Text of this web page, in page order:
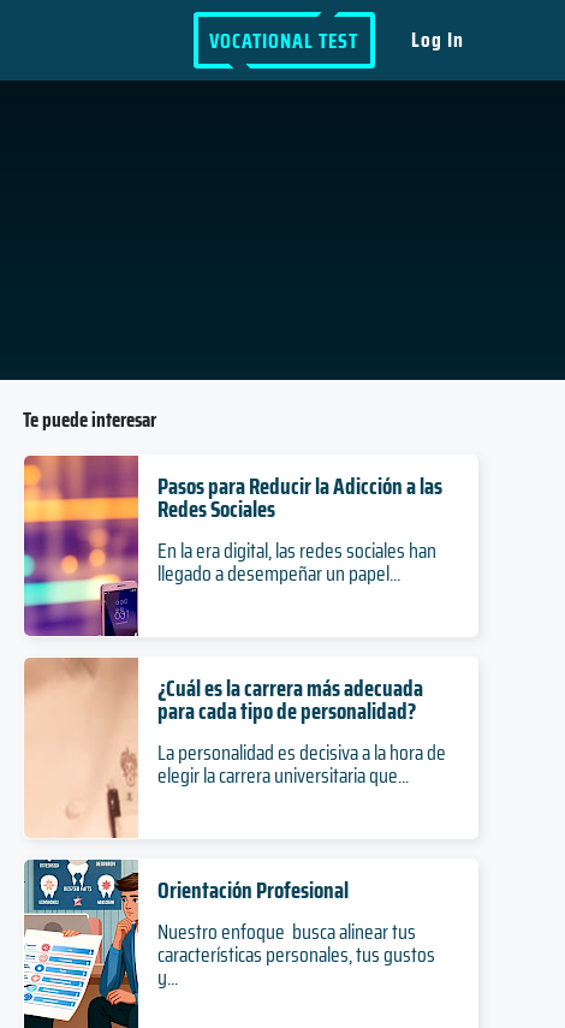
VOCATIONAL TEST Log In
Te puede interesar
Pasos para Reducir la Adicción a las
Redes Sociales
En la era digital, las redes sociales han
llegado a desempeñar un papel...
¿Cuál es la carrera más adecuada
para cada tipo de personalidad?
La personalidad es decisiva a la hora de
elegir la carrera universitaria que...
Orientación Profesional
Nuestro enfoque busca alinear tus
características personales, tus gustos
y...